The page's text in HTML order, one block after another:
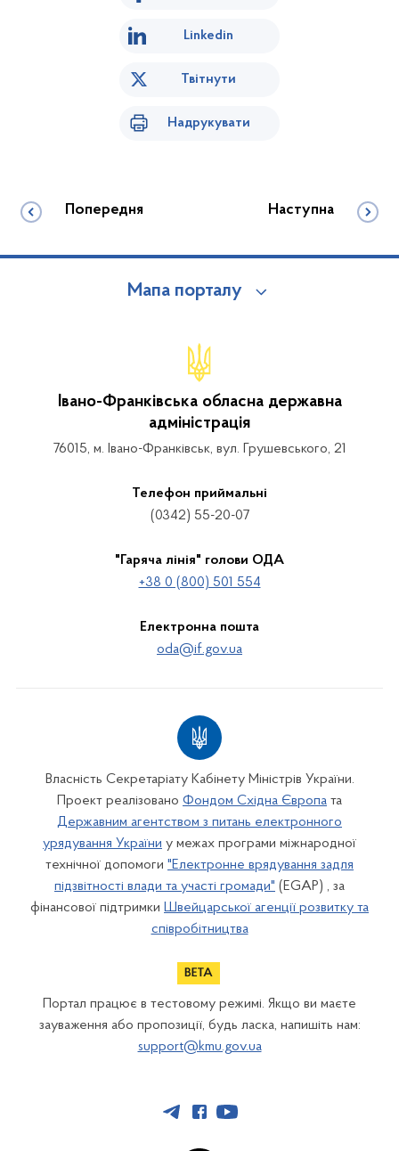
Linkedin
Твітнути
Надрукувати
Попередня Наступна
Мапа порталу
Івано-Франківська обласна державна
адміністрація
76015, м. Івано-Франківськ, вул. Грушевського, 21
Телефон приймальні
(0342) 55-20-07
"Гаряча лінія" голови ОДА
+38 0 (800) 501 554
Електронна пошта
oda@if.gov.ua
Власність Секретаріату Кабінету Міністрів України.
Проект реалізовано Фондом Східна Європа та
Державним агентством з питань електронного
урядування України у межах програми міжнародної
технічної допомоги "Електронне врядування задля
підзвітності влади та участі громади" (EGAP) , за
фінансової підтримки Швейцарської агенції розвитку та
співробітництва
Портал працює в тестовому режимі. Якщо ви маєте
зауваження або пропозиції, будь ласка, напишіть нам:
support@kmu.gov.ua